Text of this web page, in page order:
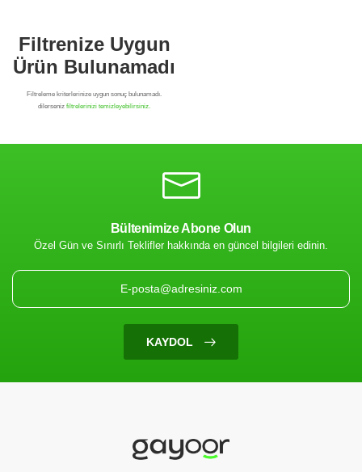
Filtrenize Uygun
Ürün Bulunamadı
Bültenimize Abone Olun
Özel Gün ve Sınırlı Teklifler hakkında en güncel bilgileri edinin.
KAYDOL